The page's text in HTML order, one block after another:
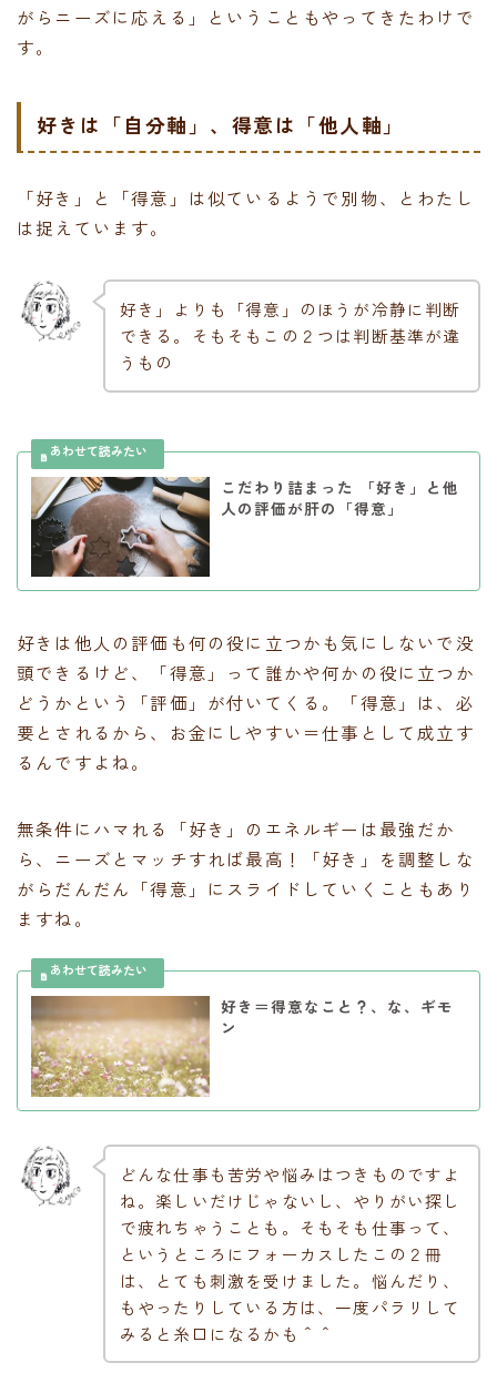
がらニーズに応える」ということもやってきたわけで
す。
好きは「自分軸」、得意は「他人軸」
「好き」と「得意」は似ているようで別物、とわたし
は捉えています。
好き」よりも「得意」のほうが冷静に判断
できる。そもそもこの２つは判断基準が違
うもの
こだわり詰まった 「好き」と他
人の評価が肝の「得意」
好きは他人の評価も何の役に立つかも気にしないで没
頭できるけど、「得意」って誰かや何かの役に立つか
どうかという「評価」が付いてくる。「得意」は、必
要とされるから、お金にしやすい＝仕事として成立す
るんですよね。
無条件にハマれる「好き」のエネルギーは最強だか
ら、ニーズとマッチすれば最高！「好き」を調整しな
がらだんだん「得意」にスライドしていくこともあり
ますね。
好き＝得意なこと？、な、ギモ
ン
どんな仕事も苦労や悩みはつきものですよ
ね。楽しいだけじゃないし、やりがい探し
で疲れちゃうことも。そもそも仕事って、
というところにフォーカスしたこの２冊
は、とても刺激を受けました。悩んだり、
もやったりしている方は、一度パラリして
みると糸口になるかも＾＾